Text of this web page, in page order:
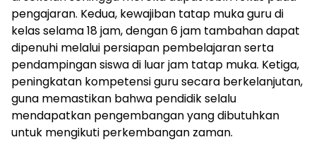
pengajaran. Kedua, kewajiban tatap muka guru di
kelas selama 18 jam, dengan 6 jam tambahan dapat
dipenuhi melalui persiapan pembelajaran serta
pendampingan siswa di luar jam tatap muka. Ketiga,
peningkatan kompetensi guru secara berkelanjutan,
guna memastikan bahwa pendidik selalu
mendapatkan pengembangan yang dibutuhkan
untuk mengikuti perkembangan zaman.